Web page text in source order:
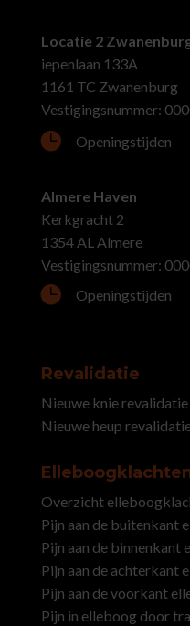
Locatie 2
iepenlaan 133A
1161 TC Zwanenburg
Vestigingsnummer:
 Openingstijden
Almere Haven
Kerkgracht 2
1354 AL Almere
Vestigingsnummer:
 Openingstijden
Revalidatie
Nieuwe knie revalidatie
Nieuwe heup
Overzicht
Pijn aan de buitenkant
Pijn aan de binnenkant
Pijn aan de achterkant
Pijn aan de voorkant
Pijn in elleboog door